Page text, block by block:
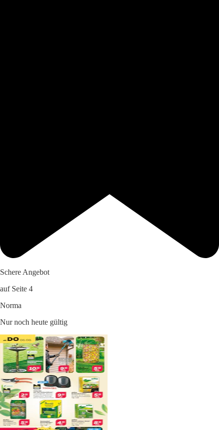
Schere Angebot
auf Seite 4
Norma
Nur noch heute gültig